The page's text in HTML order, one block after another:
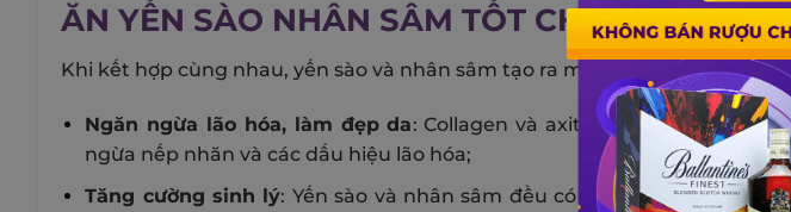
ĂN YẾN SÀO NHÂN SÂM TỐT CHO CƠ THỂ
Khi kết hợp cùng nhau, yến sào và nhân sâm tạo ra một món ăn đại bổ có
Ngăn ngừa lão hóa, làm đẹp da: Collagen và axit amin trong yến
ngừa nếp nhăn và các dấu hiệu lão hóa;
Tăng cường sinh lý: Yến sào và nhân sâm đều có tác dụng kích